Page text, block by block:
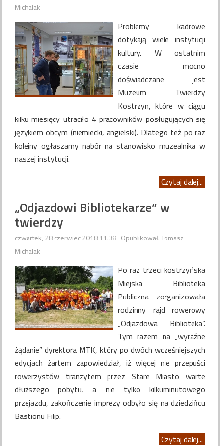
Michalak
Problemy kadrowe
dotykają wiele instytucji
kultury. W ostatnim
czasie mocno
doświadczane jest
Muzeum Twierdzy
Kostrzyn, które w ciągu
kilku miesięcy utraciło 4 pracowników posługujących się
językiem obcym (niemiecki, angielski). Dlatego też po raz
kolejny ogłaszamy nabór na stanowisko muzealnika w
naszej instytucji.
Czytaj dalej...
„Odjazdowi Bibliotekarze” w
twierdzy
czwartek, 28 czerwiec 2018 11:38 Opublikował: Tomasz
Michalak
Po raz trzeci kostrzyńska
Miejska Biblioteka
Publiczna zorganizowała
rodzinny rajd rowerowy
„Odjazdowa Biblioteka”.
Tym razem na „wyraźne
żądanie” dyrektora MTK, który po dwóch wcześniejszych
edycjach żartem zapowiedział, iż więcej nie przepuści
rowerzystów tranzytem przez Stare Miasto warte
dłuższego pobytu, a nie tylko kilkuminutowego
przejazdu, zakończenie imprezy odbyło się na dziedzińcu
Bastionu Filip.
Czytaj dalej...